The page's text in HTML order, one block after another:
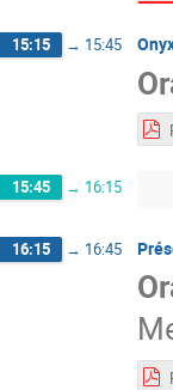
15:15 → 15:45
15:45 → 16:15
16:15 → 16:45